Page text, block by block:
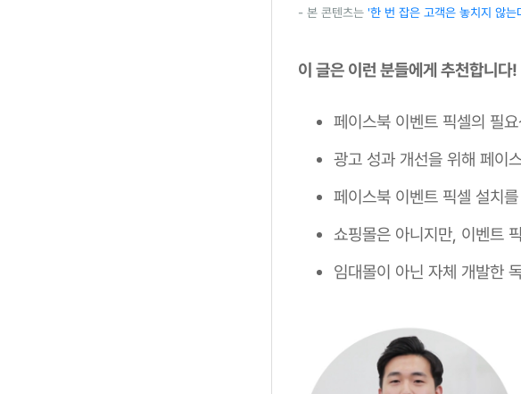
- 본 콘텐츠는 '한 번 잡은 고객은 놓치지 않
이 글은 이런 분들에게 추천합니다!
페이스북 이벤트 픽셀의 필
광고 성과 개선을 위해 페이
페이스북 이벤트 픽셀 설치
쇼핑몰은 아니지만, 이벤트
임대몰이 아닌 자체 개발한